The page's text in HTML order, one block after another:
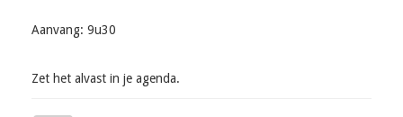
Aanvang: 9u30
Zet het alvast in je agenda.